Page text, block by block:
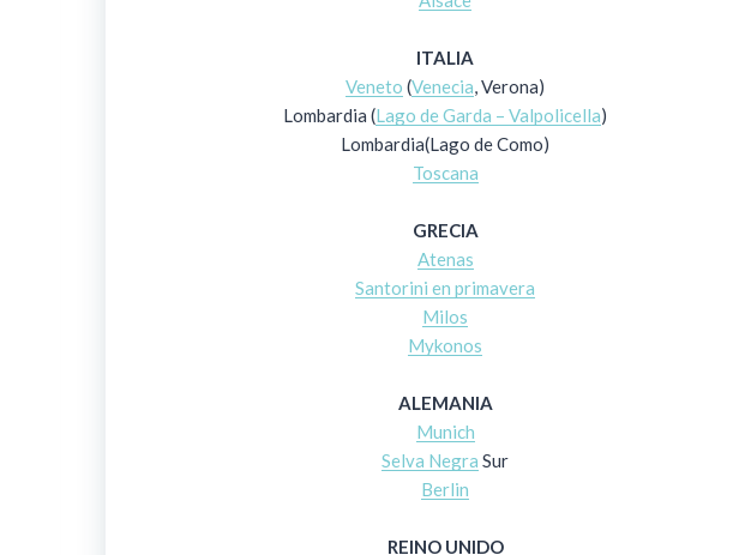
ITALIA
Veneto (Venecia , Verona)
Lombardia (Lago de Garda – Valpolicella)
Lombardia(Lago de Como)
Toscana
GRECIA
Atenas
Santorini en primavera
Milos
Mykonos
ALEMANIA
Munich
Selva Negra Sur
Berlin
REINO UNIDO